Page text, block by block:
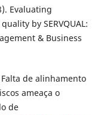
Evaluating
by SERVQUAL:
& Business
de alinhamento
ameaça o
de